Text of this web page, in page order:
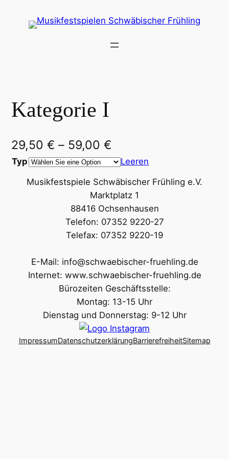
Kategorie I
29,50€ – 59,00€
Typ Leeren
Musikfestspiele Schwäbischer Frühling e.V.
Marktplatz 1
88416 Ochsenhausen
Telefon: 07352 9220-27
Telefax: 07352 9220-19
E-Mail: info@schwaebischer-fruehling.de
Internet: www.schwaebischer-fruehling.de
Bürozeiten Geschäftsstelle:
Montag: 13-15 Uhr
Dienstag und Donnerstag: 9-12 Uhr
ImpressumDatenschutzerklärungBarrierefreiheitSitemap